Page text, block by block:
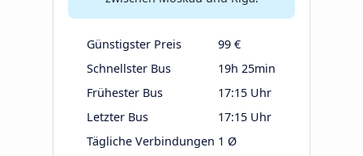
Günstigster Preis
99 €
Schnellster Bus
19h 25min
Frühester Bus
17:15 Uhr
Letzter Bus
17:15 Uhr
Tägliche Verbindungen 1 Ø